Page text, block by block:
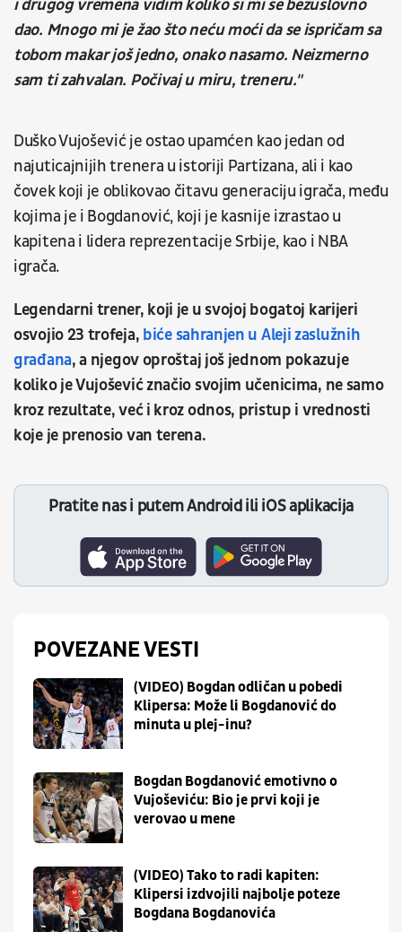
i drugog vremena vidim koliko si mi se bezuslovno
dao. Mnogo mi je žao što neću moći da se ispričam sa
tobom makar još jedno, onako nasamo. Neizmerno
sam ti zahvalan. Počivaj u miru, treneru."
Duško Vujošević je ostao upamćen kao jedan od
najuticajnijih trenera u istoriji Partizana, ali i kao
čovek koji je oblikovao čitavu generaciju igrača, među
kojima je i Bogdanović, koji je kasnije izrastao u
kapitena i lidera reprezentacije Srbije, kao i NBA
igrača.
Legendarni trener, koji je u svojoj bogatoj karijeri
osvojio 23 trofeja, biće sahranjen u Aleji zaslužnih
građana, a njegov oproštaj još jednom pokazuje
koliko je Vujošević značio svojim učenicima, ne samo
kroz rezultate, već i kroz odnos, pristup i vrednosti
koje je prenosio van terena.
Pratite nas i putem Android ili iOS aplikacija
POVEZANE VESTI
(VIDEO) Bogdan odličan u pobedi
Klipersa: Može li Bogdanović do
minuta u plej-inu?
Bogdan Bogdanović emotivno o
Vujoševiću: Bio je prvi koji je
verovao u mene
(VIDEO) Tako to radi kapiten:
Klipersi izdvojili najbolje poteze
Bogdana Bogdanovića